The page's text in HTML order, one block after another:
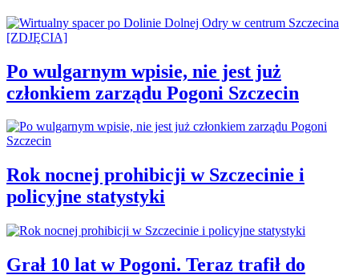
Po wulgarnym wpisie, nie jest już
członkiem zarządu Pogoni Szczecin
Rok nocnej prohibicji w Szczecinie i
policyjne statystyki
Grał 10 lat w Pogoni. Teraz trafił do